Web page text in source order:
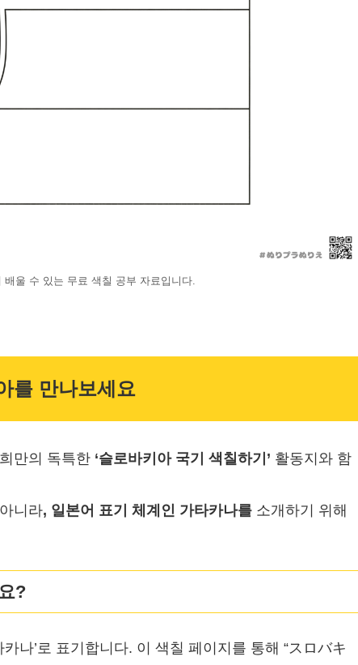
울 수 있는 무료 색칠 공부 자료입니다.
를 만나보세요
만의 독특한 ‘슬로바키아 국기 색칠하기’ 활동지와 함
니라, 일본어 표기 체계인 가타카나를소개하기 위해
?
나’로 표기합니다. 이 색칠 페이지를 통해 “スロバキ